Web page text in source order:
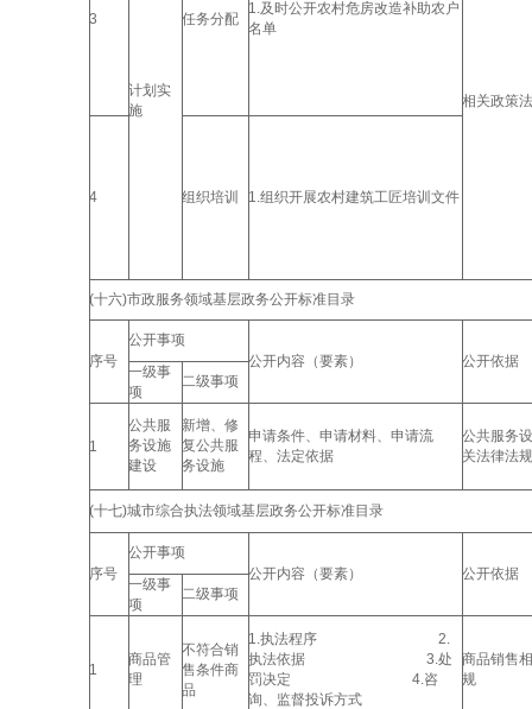
3
计划实
施
任务分配
1.及时公开农村危房改造补助农户
名单
相关政策
4 组织培训 1.组织开展农村建筑工匠培训文件
(十六)市政服务领域基层政务公开标准目录
序号
公开事项
公开内容（要素）
公开依据
一级事
项
二级事项
1
公共服
务设施
建设
新增、修
复公共服
务设施
申请条件、申请材料、申请流
程、法定依据
公共服务
关法律法
(十七)城市综合执法领域基层政务公开标准目录
序号
公开事项
公开内容（要素）
公开依据
一级事
项
二级事项
1
商品管
理
不符合销
售条件商
品
1.执法程序 2.
执法依据 3.处
罚决定 4.咨
询、监督投诉方式
商品销售
规